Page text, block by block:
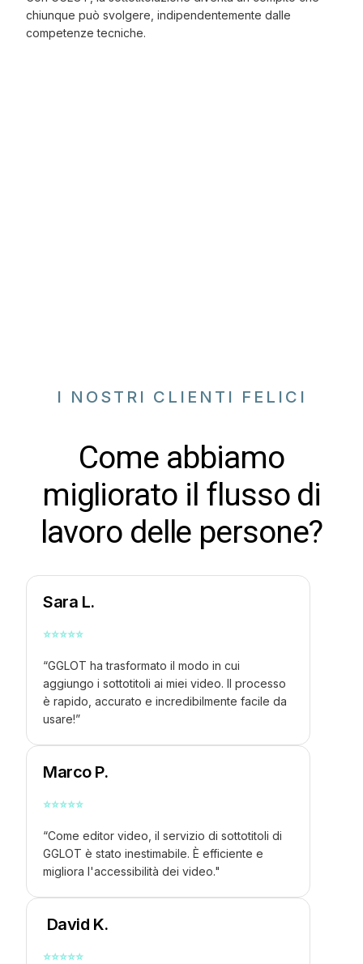
chiunque può svolgere, indipendentemente dalle
competenze tecniche.
I NOSTRI CLIENTI FELICI
Come abbiamo
migliorato il flusso di
lavoro delle persone?
Sara L.
⭐⭐⭐⭐⭐
“GGLOT ha trasformato il modo in cui
aggiungo i sottotitoli ai miei video. Il processo
è rapido, accurato e incredibilmente facile da
usare!”
Marco P.
⭐⭐⭐⭐⭐
“Come editor video, il servizio di sottotitoli di
GGLOT è stato inestimabile. È efficiente e
migliora l'accessibilità dei video."
David K.
⭐⭐⭐⭐⭐